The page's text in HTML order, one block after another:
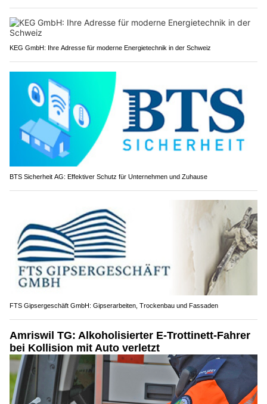
KEG GmbH: Ihre Adresse für moderne Energietechnik in der Schweiz
BTS Sicherheit AG: Effektiver Schutz für Unternehmen und Zuhause
FTS Gipsergeschäft GmbH: Gipserarbeiten, Trockenbau und Fassaden
Amriswil TG: Alkoholisierter E-Trottinett-Fahrer
bei Kollision mit Auto verletzt